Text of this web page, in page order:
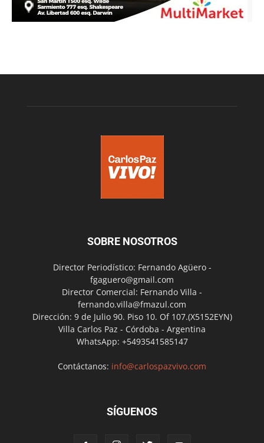
SOBRE NOSOTROS
Director Periodístico: Fernando Agüero -
fgaguero@gmail.com
Director Comercial: Fernando Villa -
fernando.villa@fmazul.com
Dirección: 9 de Julio 90. Piso 10. Of 107.(X5152EYN)
Villa Carlos Paz - Córdoba - Argentina
WhatsApp: +5493541585147
Contáctanos: info@carlospazvivo.com
SÍGUENOS